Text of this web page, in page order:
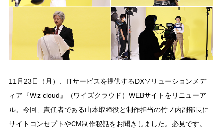
11月23日（月）、ITサービスを提供するDXソリューションメデ
ィア『Wiz cloud』（ワイズクラウド）WEBサイトをリニューア
ル。今回、責任者である山本取締役と制作担当の竹ノ内副部長に
サイトコンセプトやCM制作秘話をお聞きしました。必見です。